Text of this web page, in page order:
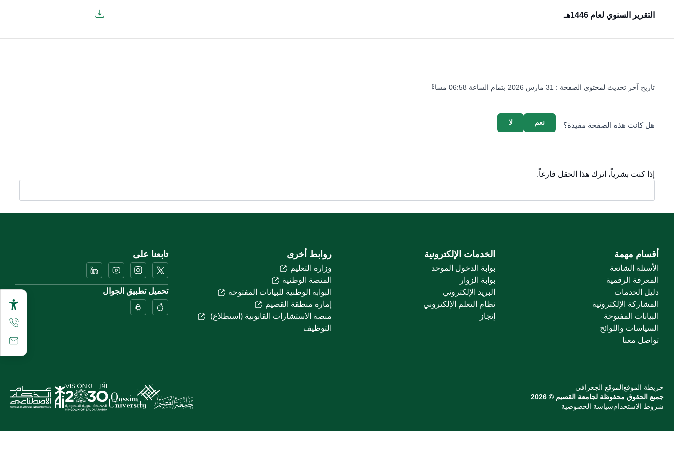
التقرير السنوي لعام 1446هـ
تاريخ آخر تحديث لمحتوى الصفحة : 31 مارس 2026 بتمام الساعة 06:58 مساءً
هل كانت هذه الصفحة مفيدة؟ لا نعم
إذا كنت بشرياً، اترك هذا الحقل فارغاً.
أقسام مهمة
الأسئلة الشائعة
المعرفة الرقمية
دليل الخدمات
المشاركة الإلكترونية
البيانات المفتوحة
السياسات واللوائح
تواصل معنا
الخدمات الإلكترونية
بوابة الدخول الموحد
بوابة الزوار
البريد الإلكتروني
نظام التعلم الإلكتروني
إنجاز
روابط أخرى
وزارة التعليم
المنصة الوطنية
البوابة الوطنية للبيانات المفتوحة
إمارة منطقة القصيم
منصة الاستشارات القانونية (استطلاع)
التوظيف
تابعنا على
تحميل تطبيق الجوال
خريطة الموقعالموقع الجغرافي
جميع الحقوق محفوظة لجامعة القصيم © 2026
شروط الاستخدامسياسة الخصوصية